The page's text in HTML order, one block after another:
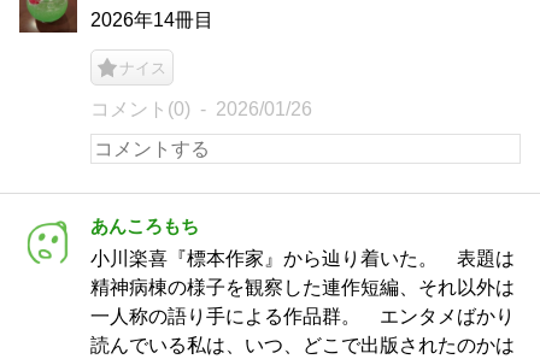
2026年14冊目
ナイス
コメント(0) 2026/01/26
あんころもち
小川楽喜『標本作家』から辿り着いた。 表題は
精神病棟の様子を観察した連作短編、それ以外は
一人称の語り手による作品群。 エンタメばかり
読んでいる私は、いつ、どこで出版されたのかは